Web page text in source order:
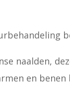
naalden,
en benen